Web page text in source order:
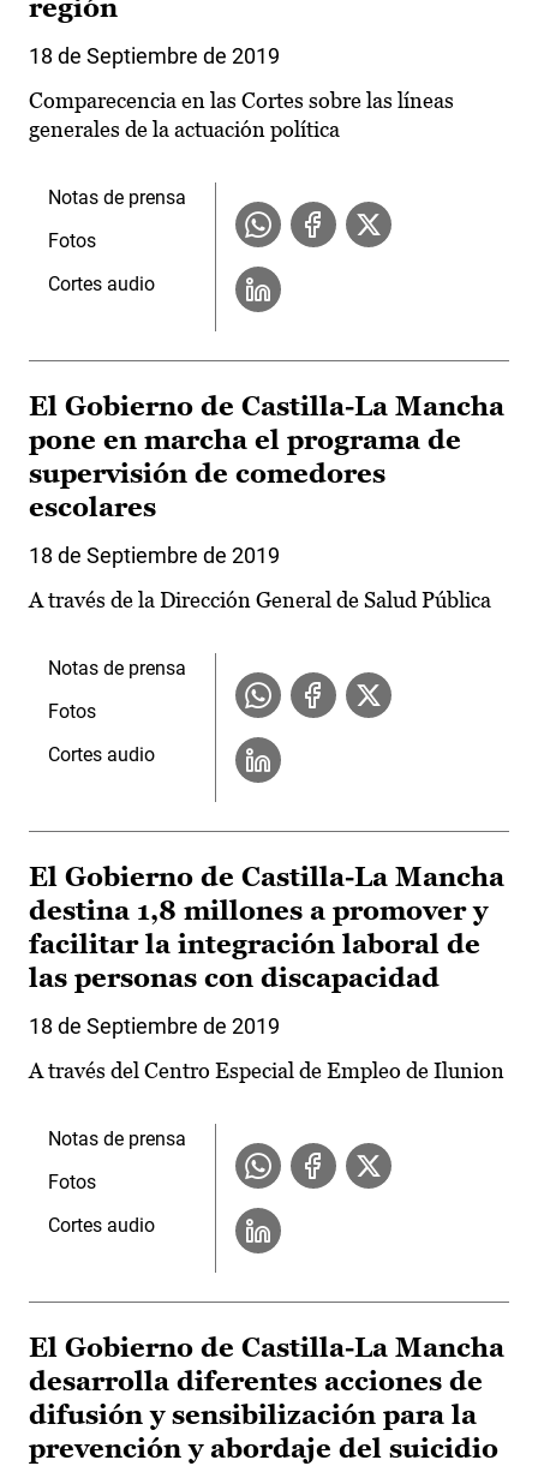
región
18 de Septiembre de 2019
Comparecencia en las Cortes sobre las líneas
generales de la actuación política
Notas de prensa
Fotos
Cortes audio
El Gobierno de Castilla-La Mancha
pone en marcha el programa de
supervisión de comedores
escolares
18 de Septiembre de 2019
A través de la Dirección General de Salud Pública
Notas de prensa
Fotos
Cortes audio
El Gobierno de Castilla-La Mancha
destina 1,8 millones a promover y
facilitar la integración laboral de
las personas con discapacidad
18 de Septiembre de 2019
A través del Centro Especial de Empleo de Ilunion
Notas de prensa
Fotos
Cortes audio
El Gobierno de Castilla-La Mancha
desarrolla diferentes acciones de
difusión y sensibilización para la
prevención y abordaje del suicidio